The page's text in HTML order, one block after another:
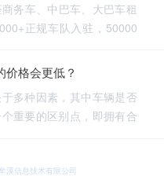
务车、中巴车、大巴车租
正规车队入驻，50000
价格会更低？
多种因素，其中车辆是否
重要的区别点，即拥有合
费用，因为它们不需要承
溪信息技术有限公司